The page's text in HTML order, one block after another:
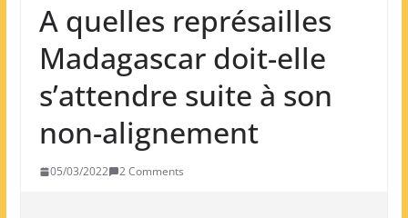
A quelles représailles
Madagascar doit-elle
s’attendre suite à son
non-alignement
05/03/2022 2 Comments